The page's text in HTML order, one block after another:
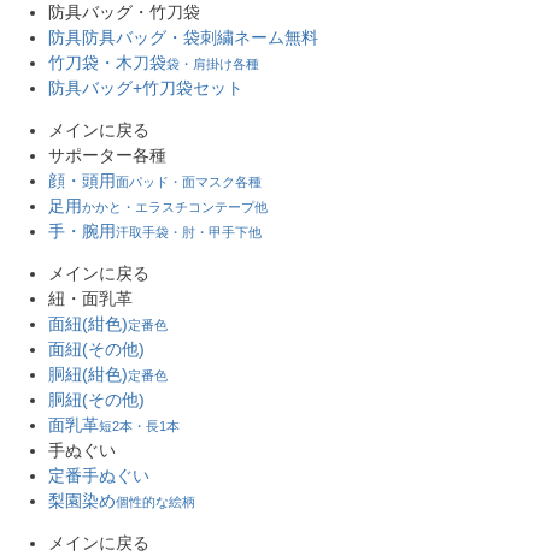
防具バッグ・竹刀袋
防具防具バッグ・袋刺繍ネーム無料
竹刀袋・木刀袋袋・肩掛け各種
防具バッグ+竹刀袋セット
メインに戻る
サポーター各種
顔・頭用面パッド・面マスク各種
足用かかと・エラスチコンテープ他
手・腕用汗取手袋・肘・甲手下他
メインに戻る
紐・面乳革
面紐(紺色)定番色
面紐(その他)
胴紐(紺色)定番色
胴紐(その他)
面乳革短2本・長1本
手ぬぐい
定番手ぬぐい
梨園染め個性的な絵柄
メインに戻る